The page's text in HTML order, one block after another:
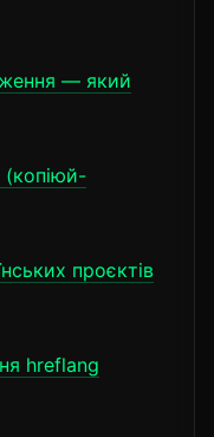
— який
(копіюй-
проєктів
hreflang